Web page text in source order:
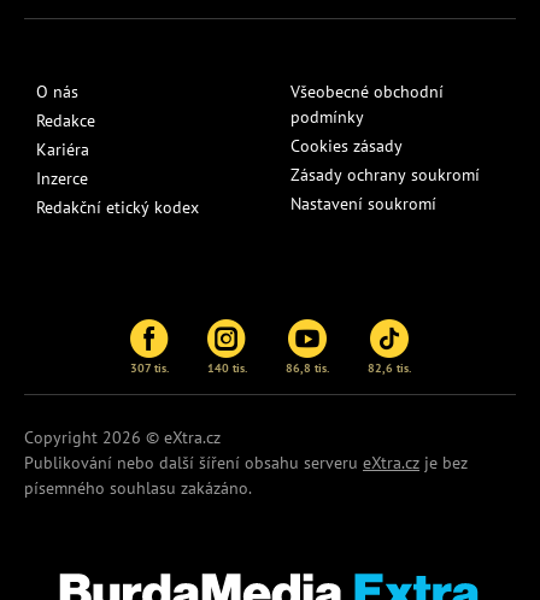
O nás
Redakce
Kariéra
Inzerce
Redakční etický kodex
Všeobecné obchodní
podmínky
Cookies zásady
Zásady ochrany soukromí
Nastavení soukromí
307 tis. 140 tis. 86,8 tis. 82,6 tis.
Copyright 2026 © eXtra.cz
Publikování nebo další šíření obsahu serveru eXtra.cz je bez
písemného souhlasu zakázáno.